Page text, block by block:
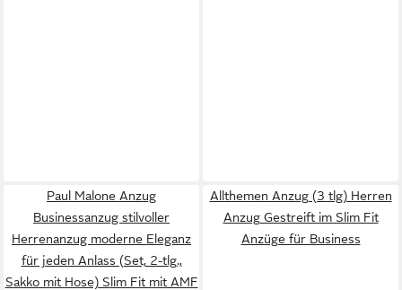
Paul Malone Anzug
Businessanzug stilvoller
Herrenanzug moderne Eleganz
für jeden Anlass (Set, 2-tlg.,
Sakko mit Hose) Slim Fit mit AMF
Allthemen Anzug (3 tlg) Herren
Anzug Gestreift im Slim Fit
Anzüge für Business